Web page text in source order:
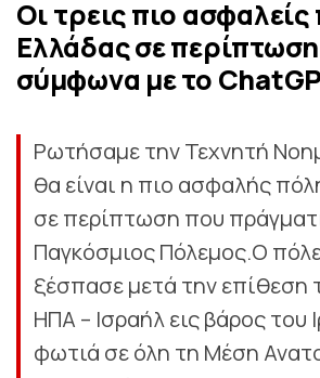
Οι τρεις πιο ασφαλείς
Ελλάδας σε
σύμφωνα με το
Ρωτήσαμε την Τεχνητή
θα είναι η πιο ασφαλής
σε περίπτωση που
Παγκόσμιος Πόλεμος.Ο
ξέσπασε μετά την επίθεση
ΗΠΑ – Ισραήλ εις βάρος του
φωτιά σε όλη τη Μέση